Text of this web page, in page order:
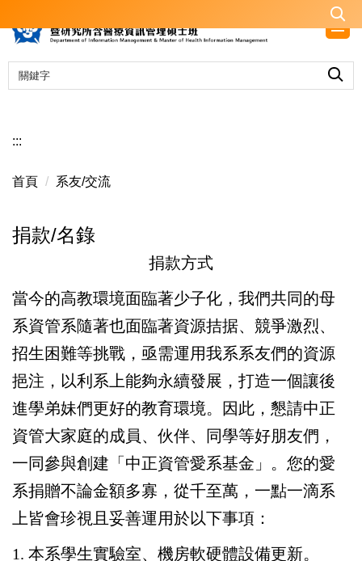
到
要
內
:::
首頁 系友/交流
捐款/名錄
捐款方式
當今的高教環境面臨著少子化，我們共同的母
系資管系隨著也面臨著資源拮据、競爭激烈、
招生困難等挑戰，亟需運用我系系友們的資源
挹注，以利系上能夠永續發展，打造一個讓後
進學弟妹們更好的教育環境。因此，懇請中正
資管大家庭的成員、伙伴、同學等好朋友們，
一同參與創建「中正資管愛系基金」。您的愛
系捐贈不論金額多寡，從千至萬，一點一滴系
上皆會珍視且妥善運用於以下事項：
1. 本系學生實驗室、機房軟硬體設備更新。